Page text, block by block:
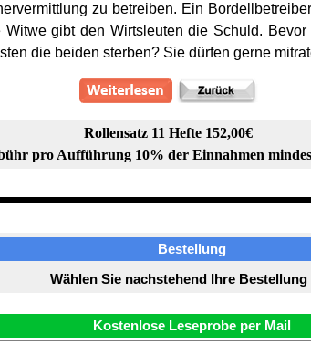
zu betreiben. Ein
gibt den Wirtsleuten die Schuld.
die beiden sterben? Sie dürfen gerne
Rollensatz 11 Hefte 152,00€
pro Aufführung 10% der Einnahmen
Bestellung
Wählen Sie nachstehend Ihre Bestellung
Kostenlose Leseprobe per Mail